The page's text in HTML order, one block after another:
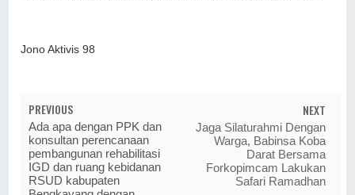
Jono Aktivis 98
PREVIOUS
Ada apa dengan PPK dan
konsultan perencanaan
pembangunan rehabilitasi
IGD dan ruang kebidanan
RSUD kabupaten
NEXT
Jaga Silaturahmi Dengan
Warga, Babinsa Koba
Darat Bersama
Forkopimcam Lakukan
Safari Ramadhan